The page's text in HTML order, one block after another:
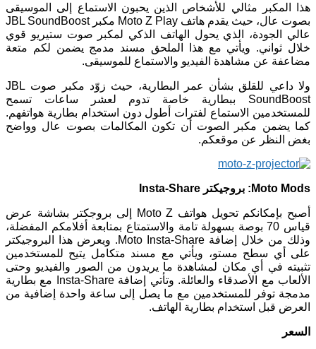
هذا المكبر مثالي للأشخاص الذين يحبون الاستماع إلى الموسيقى
بصوت عال، حيث يقدم هاتف Moto Z Play مكبر JBL SoundBoost
عالي الجودة، الذي يحول الهاتف الذكي لمكبر صوت ستيريو قوي
خلال ثواني. ويأتي مع هذا الملحق مسند مدمج يضمن لكم متعة
مضاعفة عن مشاهدة الفيديو والاستماع للموسيقى.
ولا داعي للقلق بشأن عمر البطارية، حيث زوّد مكبر صوت JBL
SoundBoost ببطارية خاصة تدوم لعشر ساعات تسمح
للمستخدمين الاستماع لفترات أطول دون استخدام بطارية هواتفهم.
كما يضمن مكبر الصوت أن تكون المكالمات بصوت عال وواضح
بغض النظر عن موقعكم.
Moto Mods: بروجيكتر Insta-Share
أصبح بإمكانكم تحويل هواتف Moto Z إلى بروجكتر بشاشة عرض
قياس 70 بوصة بسهولة تامة والاستمتاع بمتابعة أفلامكم المفضلة،
وذلك من خلال إضافة Moto Insta-Share. ويعرض هذا البروجيكتر
على أي سطح مستو، ويأتي مع مسند متكامل يتيح للمستخدمين
تثبيته في أي مكان لمشاهدة ما يريدون من الصور والفيديو وحتى
الألعاب مع الأصدقاء والعائلة. وتأتي إضافة Insta-Share مع بطارية
مدمجة توفر للمستخدمين مع ما يصل إلى ساعة واحدة إضافية من
العرض قبل استخدام بطارية الهاتف.
السعر